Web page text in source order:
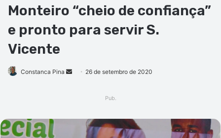
Monteiro “cheio de confiança”
e pronto para servir S.
Vicente
Constanca Pina
Mande26 de setembro de 2020
Pub.